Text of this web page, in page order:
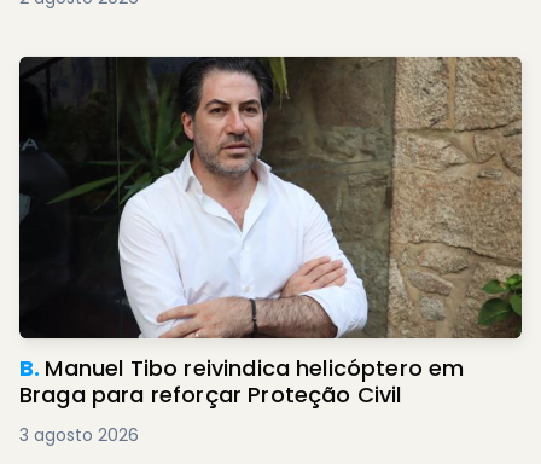
B. Manuel Tibo reivindica helicóptero em
Braga para reforçar Proteção Civil
3 agosto 2026